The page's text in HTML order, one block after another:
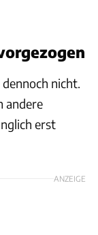
nicht.
andere
erst
ANZEIGE